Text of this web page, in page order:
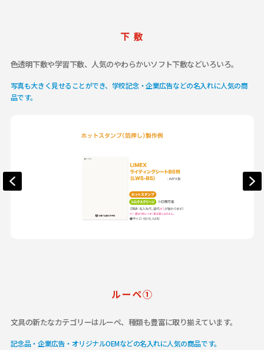
下 敷
色透明下敷や学習下敷、人気のやわらかいソフト下敷などいろいろ。
写真も大きく見せることができ、学校記念・企業広告などの名入れに人気の商
品です。
ルーペ①
文具の新たなカテゴリーはルーペ、種類も豊富に取り揃えています。
記念品・企業広告・オリジナルOEMなどの名入れに人気の商品です。